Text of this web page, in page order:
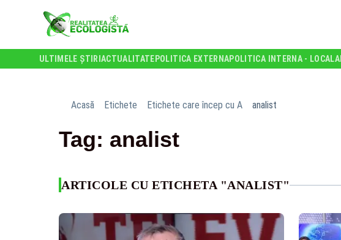
ULTIMELE ȘTIRI ACTUALITATE POLITICA EXTERNAPOLITICA INTERNA - LOCALA
Acasă Etichete Etichete care încep cu A analist
Tag: analist
ARTICOLE CU ETICHETA "ANALIST"